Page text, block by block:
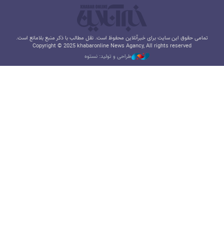
تمامی حقوق این سایت برای خبرآنلاین محفوظ است. نقل مطالب با ذکر منبع بلامانع است.
Copyright © 2025 khabaronline News Agancy, All rights reserved
طراحی و تولید: نستوه